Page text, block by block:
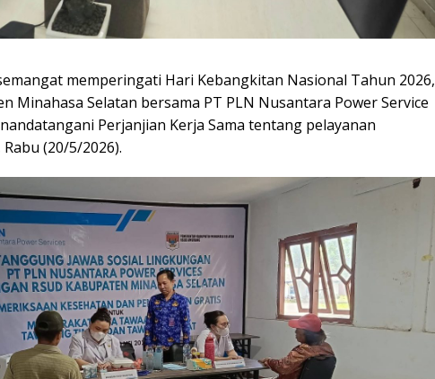
memperingati Hari Kebangkitan Nasional Tahun 2026,
Minahasa Selatan bersama PT PLN Nusantara Power Service
Perjanjian Kerja Sama tentang pelayanan
(20/5/2026).